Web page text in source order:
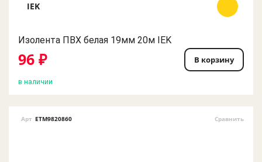
IEK
Изолента ПВХ белая 19мм 20м IEK
96 ₽ В корзину
в наличии
Арт ETM9820860 Сравнить